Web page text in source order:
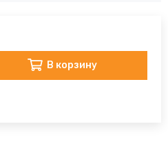
В корзину